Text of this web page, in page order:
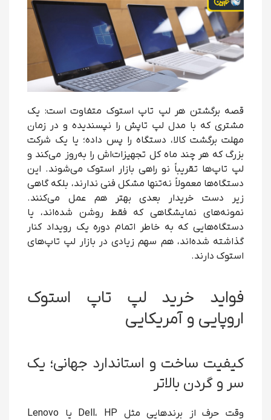
قصه برگشتن هر لپ تاپ استوک متفاوت است: یک
مشتری که با مدل لپ تاپش را نپسندیده و در زمان
مهلت برگشت کالا، دستگاه را پس داده؛ یا یک شرکت
بزرگ که هر چند ماه کل تجهیزات‌اش را به‌روز می‌کند و
لپ تاپ‌ها تقریباً نو راهی بازار استوک می‌شوند. این
دستگاه‌ها معمولاً نه‌تنها مشکل فنی ندارند، بلکه گاهی
زیر دست خریدار بعدی بهتر هم عمل می‌کنند.
نمونه‌های نمایشگاهی که فقط روشن شده‌اند، یا
دستگاه‌هایی که به خاطر اتمام دوره یک رویداد کنار
گذاشته‌ شده‌اند، هم سهم زیادی در بازار لپ تاپ‌های
استوک دارند.
فواید خرید لپ تاپ استوک
اروپایی و آمریکایی
کیفیت ساخت و استاندارد جهانی؛ یک
سر و گردن بالاتر
وقت حرف از برندهایی مثل Dell، HP یا Lenovo